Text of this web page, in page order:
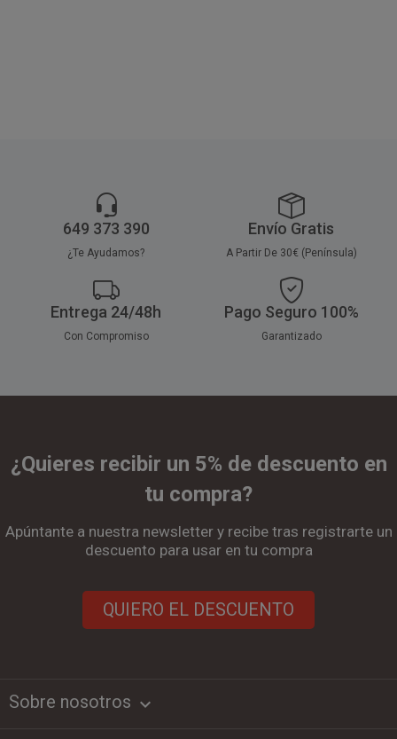
649 373 390
¿Te Ayudamos?
Envío Gratis
A Partir De 30€ (Península)
Entrega 24/48h
Con Compromiso
Pago Seguro 100%
Garantizado
¿Quieres recibir un 5% de descuento en
tu compra?
Apúntante a nuestra newsletter y recibe tras registrarte un
descuento para usar en tu compra
QUIERO EL DESCUENTO
Sobre nosotros keyboard_arrow_down